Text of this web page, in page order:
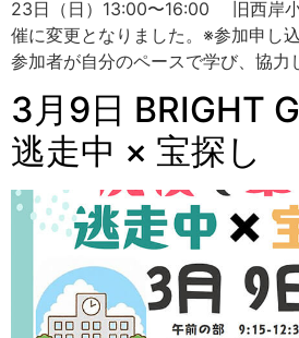
23日（日）13:00〜16:00 旧西岸
催に変更となりました。※参加申し
参加者が自分のペースで学び、協
3月9日 BRIGHT
逃走中 × 宝探し